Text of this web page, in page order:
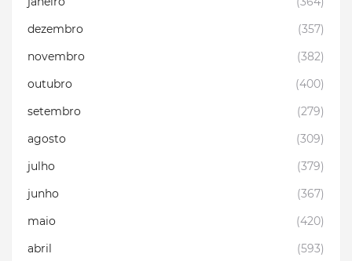
dezembro
(357)
novembro
(382)
outubro
(400)
setembro
(279)
agosto
(309)
julho
(379)
junho
(367)
maio
(420)
abril
(593)